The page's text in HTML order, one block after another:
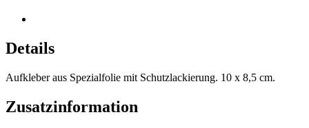
Details
Aufkleber aus Spezialfolie mit Schutzlackierung. 10 x 8,5 cm.
Zusatzinformation